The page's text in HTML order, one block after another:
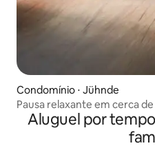
Condomínio ⋅ Jühnde
Pausa relaxante em cerca
local idílico
Aluguel por